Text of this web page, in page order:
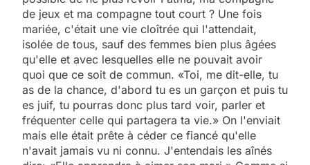
de jeux et ma compagne tout court ? Une fois
mariée, c'était une vie cloîtrée qui l'attendait,
isolée de tous, sauf des femmes bien plus âgées
qu'elle et avec lesquelles elle ne pouvait avoir
quoi que ce soit de commun. «Toi, me dit-elle, tu
as de la chance, d'abord tu es un garçon et puis tu
es juif, tu pourras donc plus tard voir, parler et
fréquenter celle qui partagera ta vie.» On l'enviait
mais elle était prête à céder ce fiancé qu'elle
n'avait jamais vu ni connu. J'entendais les aînés